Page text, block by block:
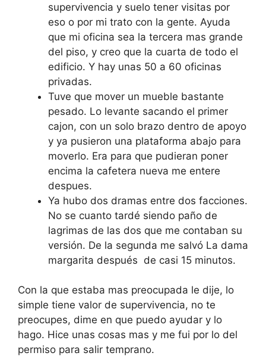
supervivencia y suelo tener visitas por
eso o por mi trato con la gente. Ayuda
que mi oficina sea la tercera mas grande
del piso, y creo que la cuarta de todo el
edificio. Y hay unas 50 a 60 oficinas
privadas.
Tuve que mover un mueble bastante
pesado. Lo levante sacando el primer
cajon, con un solo brazo dentro de apoyo
y ya pusieron una plataforma abajo para
moverlo. Era para que pudieran poner
encima la cafetera nueva me entere
despues.
Ya hubo dos dramas entre dos facciones.
No se cuanto tardé siendo paño de
lagrimas de las dos que me contaban su
versión. De la segunda me salvó La dama
margarita después de casi 15 minutos.
Con la que estaba mas preocupada le dije, lo
simple tiene valor de supervivencia, no te
preocupes, dime en que puedo ayudar y lo
hago. Hice unas cosas mas y me fui por lo del
permiso para salir temprano.